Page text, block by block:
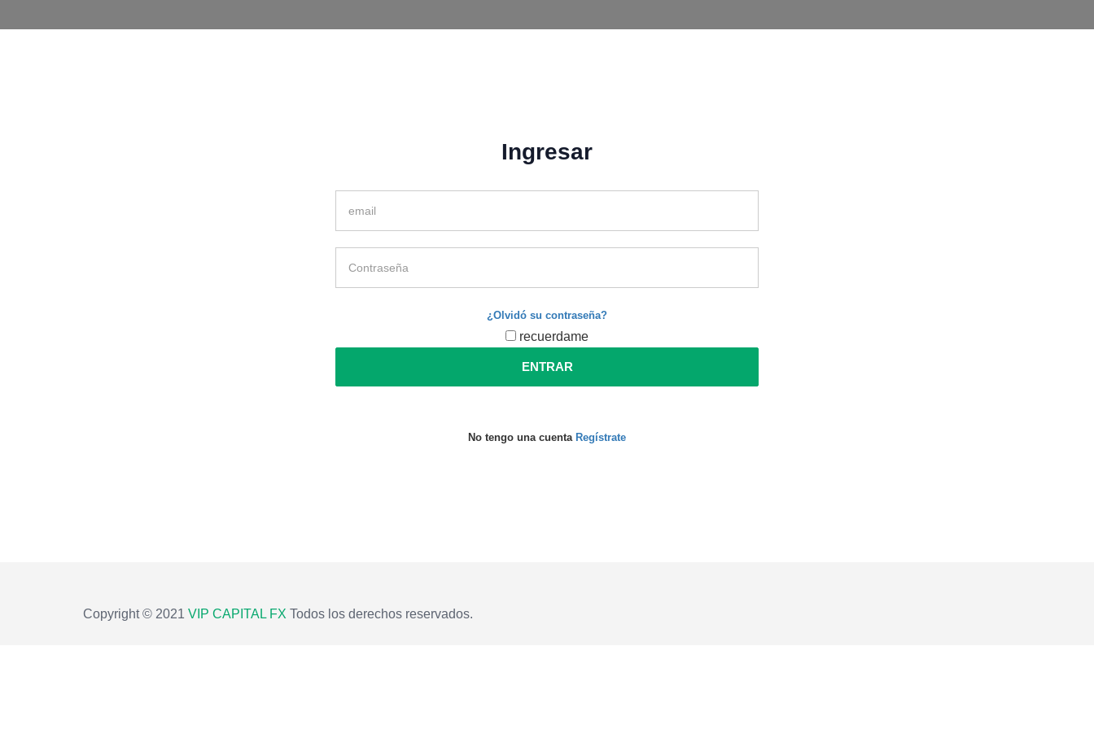
Ingresar
¿Olvidó su contraseña?
recuerdame
ENTRAR
No tengo una cuenta Regístrate
Copyright © 2021 VIP CAPITAL FX Todos los derechos reservados.